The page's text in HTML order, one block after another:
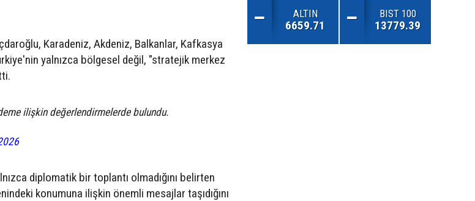
Karadeniz, Akdeniz, Balkanlar, Kafkasya
yalnızca bölgesel değil, "stratejik merkez
ilişkin değerlendirmelerde bulundu.
diplomatik bir toplantı olmadığını belirten
konumuna ilişkin önemli mesajlar taşıdığını
ALTIN
6659.71
BIST 100
13779.39